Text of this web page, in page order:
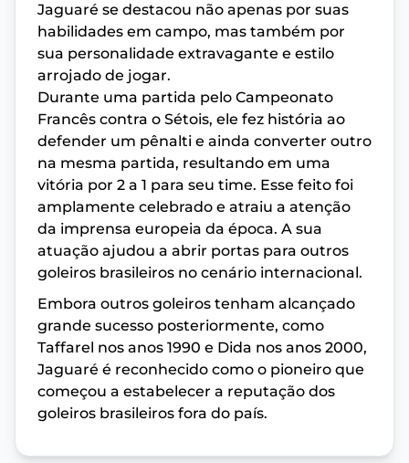
Jaguaré se destacou não apenas por suas
habilidades em campo, mas também por
sua personalidade extravagante e estilo
arrojado de jogar.
Durante uma partida pelo Campeonato
Francês contra o Sétois, ele fez história ao
defender um pênalti e ainda converter outro
na mesma partida, resultando em uma
vitória por 2 a 1 para seu time. Esse feito foi
amplamente celebrado e atraiu a atenção
da imprensa europeia da época. A sua
atuação ajudou a abrir portas para outros
goleiros brasileiros no cenário internacional.
Embora outros goleiros tenham alcançado
grande sucesso posteriormente, como
Taffarel nos anos 1990 e Dida nos anos 2000,
Jaguaré é reconhecido como o pioneiro que
começou a estabelecer a reputação dos
goleiros brasileiros fora do país.